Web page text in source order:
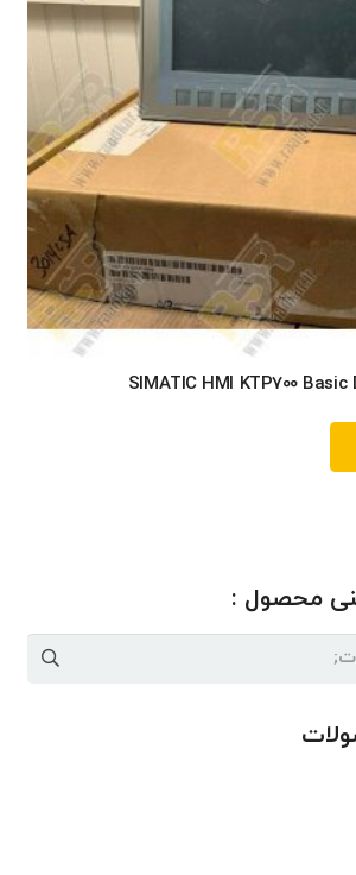
SIMATIC HMI KTP700 Basic
محصول :